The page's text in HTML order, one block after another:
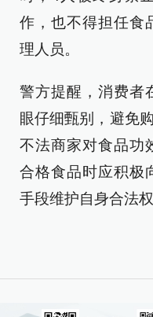
作，也不得担任食
理人员。
警方提醒，消费者
眼仔细甄别，避免
不法商家对食品功
合格食品时应积极
手段维护自身合法